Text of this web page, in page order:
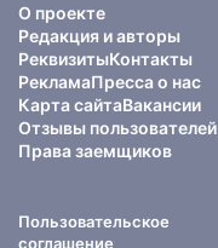
О проекте
Редакция и авторы
РеквизитыКонтакты
РекламаПресса о нас
Карта сайтаВакансии
Отзывы пользователей
Права заемщиков
Пользовательское
соглашение